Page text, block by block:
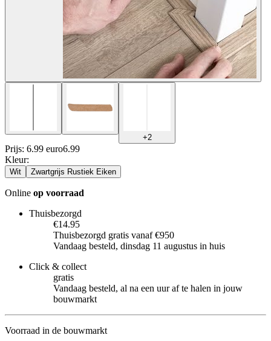
+2
Prijs: 6.99 euro6.99
Kleur:
Wit Zwartgrijs Rustiek Eiken
Online op voorraad
Thuisbezorgd
€14.95
Thuisbezorgd gratis vanaf €950
Vandaag besteld, dinsdag 11 augustus in huis
Click & collect
gratis
Vandaag besteld, al na een uur af te halen in jouw
bouwmarkt
Voorraad in de bouwmarkt